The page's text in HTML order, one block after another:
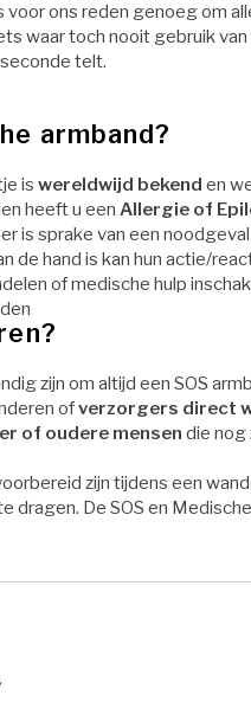
voor ons reden genoeg om
waar toch nooit gebruik
telt.
armband?
is wereldwijd bekend en
heeft u een Allergie of
is sprake van een
de hand is kan hun actie/
of medische hulp
zijn om altijd een SOS
ofverzorgers direct
of oudere mensen die nog
zijn tijdens een
dragen. De SOS en